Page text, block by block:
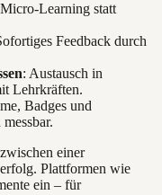
Learning statt
Feedback durch
: Austausch in
Lehrkräften.
Badges und
einer
Plattformen wie
ein – für